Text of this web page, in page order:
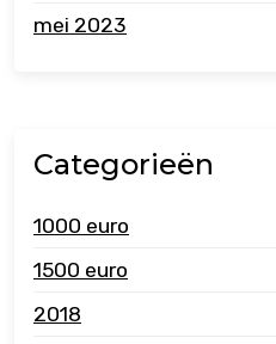
mei 2023
Categorieën
1000 euro
1500 euro
2018